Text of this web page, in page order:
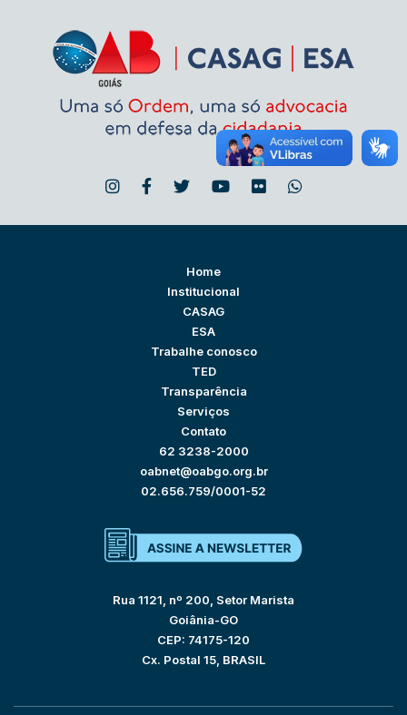
Home
Institucional
CASAG
ESA
Trabalhe conosco
TED
Transparência
Serviços
Contato
62 3238-2000
oabnet@oabgo.org.br
02.656.759/0001-52
Rua 1121, nº 200, Setor Marista
Goiânia-GO
CEP: 74175-120
Cx. Postal 15, BRASIL